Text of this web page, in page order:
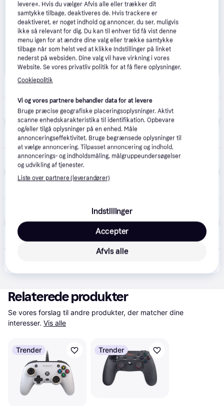
Føtex
PS4: Nacon Compact Controller LED Grøn (På lager i butik)
BR-Legetøj 4.3 (149)
39 kr. fragt,2 dage
PS4: Nacon Compact Controller LED Grøn (På lager i butik)349 kr.
Bilka 4.6(89)
PS4: Nacon Compact Controller LED Grøn
59 kr. fragt,1-2 dage
Relaterede produkter
Se vores forslag til andre produkter, der matcher dine
interesser. Vis alle
Trender Trender
levere«. Hvis du vælger Afvis alle eller trækker dit
samtykke tilbage, deaktiveres de. Hvis trackere er
deaktiveret, er noget indhold og annoncer, du ser, muligvis
ikke så relevant for dig. Du kan til enhver tid få vist denne
menu igen for at ændre dine valg eller trække samtykke
tilbage når som helst ved at klikke Indstillinger på linket
nederst på websiden. Dine valg vil have virkning i vores
Website. Se vores privatliv politik for at få flere oplysninger.
Cookiepolitik
Vi og vores partnere behandler data for at levere
Bruge præcise geografiske placeringsoplysninger. Aktivt
scanne enhedskarakteristika til identifikation. Opbevare
og/eller tilgå oplysninger på en enhed. Måle
annonceringseffektivitet. Bruge begrænsede oplysninger til
at vælge annoncering. Tilpasset annoncering og indhold,
annoncerings- og indholdsmåling, målgruppeundersøgelser
og udvikling af tjenester.
Liste over partnere (leverandører)
Indstillinger
Afvis alle
Accepter